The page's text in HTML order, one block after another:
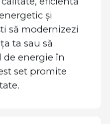
și
să modernizezi
ta sau să
energie în
set promite